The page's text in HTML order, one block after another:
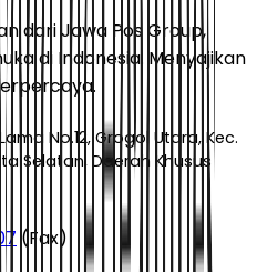
dari Jawa Pos Group,
di Indonesia. Menyajikan
No.12, Grogol Utara, Kec.
Selatan, Daerah Khusus
(Fax)